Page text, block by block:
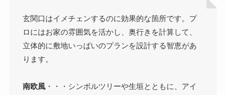
玄関口はイメチェンするのに効果的な箇所です。プ
ロにはお家の雰囲気を活かし、奥行きを計算して、
立体的に敷地いっぱいのプランを設計する智恵があ
ります。
南欧風 ・・・シンボルツリーや生垣とともに、アイ